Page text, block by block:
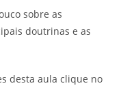
sobre as
doutrinas e as
desta aula clique no